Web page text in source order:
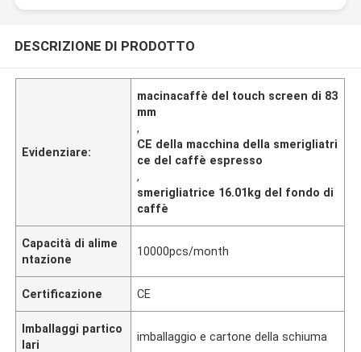
DESCRIZIONE DI PRODOTTO
Evidenziare:
macinacaffè del touch screen di 83
mm
,
CE della macchina della smerigliatri
ce del caffè espresso
,
smerigliatrice 16.01kg del fondo di
caffè
Capacità di alime
ntazione
10000pcs/month
Certificazione CE
Imballaggi partico
lari
imballaggio e cartone della schiuma